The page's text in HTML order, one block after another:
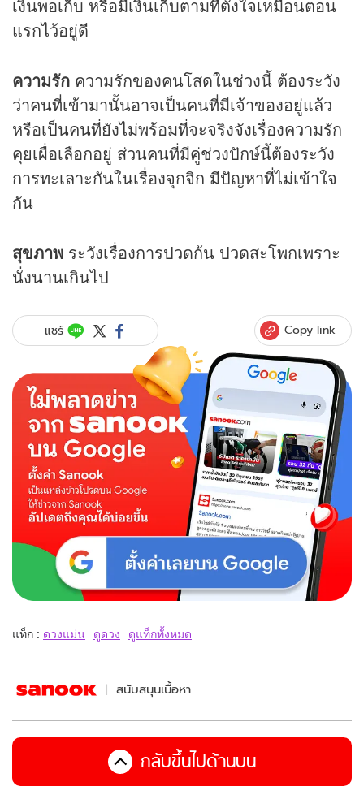
เงินพอเก็บ หรือมีเงินเก็บตามที่ตั้งใจเหมือนตอน
แรกไว้อยู่ดี
ความรัก ความรักของคนโสดในช่วงนี้ ต้องระวัง
ว่าคนที่เข้ามานั้นอาจเป็นคนที่มีเจ้าของอยู่แล้ว
หรือเป็นคนที่ยังไม่พร้อมที่จะจริงจังเรื่องความรัก
คุยเผื่อเลือกอยู่ ส่วนคนที่มีคู่ช่วงปักษ์นี้ต้องระวัง
การทะเลาะกันในเรื่องจุกจิก มีปัญหาที่ไม่เข้าใจ
กัน
สุขภาพ ระวังเรื่องการปวดก้น ปวดสะโพกเพราะ
นั่งนานเกินไป
แชร์ Copy link
แท็ก : ดวงแม่น ดูดวง ดูแท็กทั้งหมด
สนับสนุนเนื้อหา
กลับขึ้นไปด้านบน